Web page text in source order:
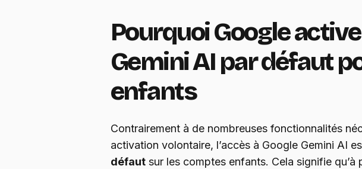
Pourquoi Google active
Gemini AI par défaut
enfants
Contrairement à de nombreuses fonctionnalités
activation volontaire, l’accès à Google Gemini AI
défaut sur les comptes enfants. Cela signifie qu’à